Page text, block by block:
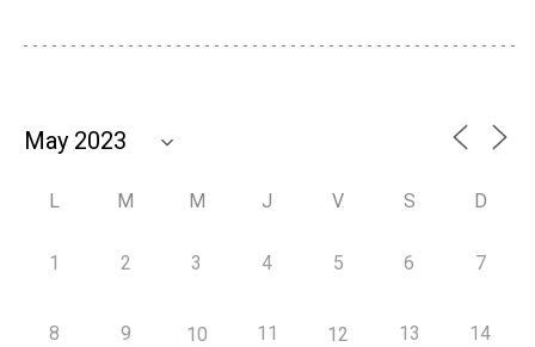
L M M J V S D
1 2 3 4 5 6 7
8 9 10 11 12 13 14